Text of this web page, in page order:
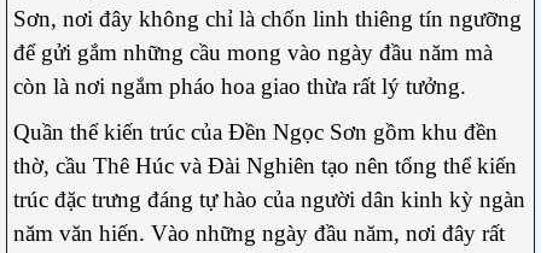
Sơn, nơi đây không chỉ là chốn linh thiêng tín ngưỡng
để gửi gắm những cầu mong vào ngày đầu năm mà
còn là nơi ngắm pháo hoa giao thừa rất lý tưởng.
Quần thể kiến trúc của Đền Ngọc Sơn gồm khu đền
thờ, cầu Thê Húc và Đài Nghiên tạo nên tổng thể kiến
trúc đặc trưng đáng tự hào của người dân kinh kỳ ngàn
năm văn hiến. Vào những ngày đầu năm, nơi đây rất